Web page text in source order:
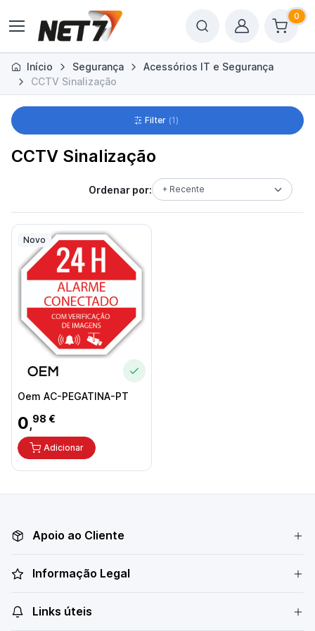
0
Início Segurança
Acessórios IT e Segurança
CCTV Sinalização
Filter 1
CCTV Sinalização
Ordenar por: + Recente
Novo
Oem AC-PEGATINA-PT
0,98 €
Adicionar
Apoio ao Cliente
Informação Legal
Links úteis